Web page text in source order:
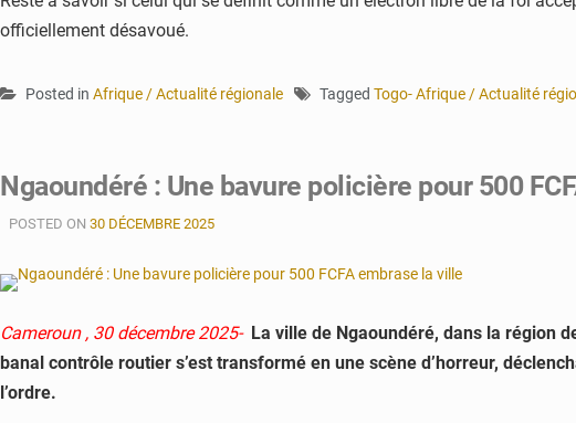
officiellement désavoué.
Posted in Afrique / Actualité régionale Tagged Togo- Afrique / Actualité
Ngaoundéré : Une bavure policière pour 500
POSTED ON 30 DÉCEMBRE 2025
Cameroun , 30 décembre 2025-La ville de Ngaoundéré, dans la région
banal contrôle routier s’est transformé en une scène d’horreur,
l’ordre.